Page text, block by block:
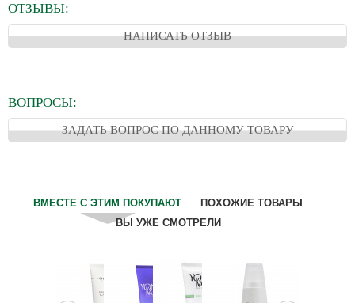
ОТЗЫВЫ:
НАПИСАТЬ ОТЗЫВ
ВОПРОСЫ:
ЗАДАТЬ ВОПРОС ПО ДАННОМУ ТОВАРУ
ВМЕСТЕ С ЭТИМ ПОКУПАЮТ
ПОХОЖИЕ ТОВАРЫ
ВЫ УЖЕ СМОТРЕЛИ